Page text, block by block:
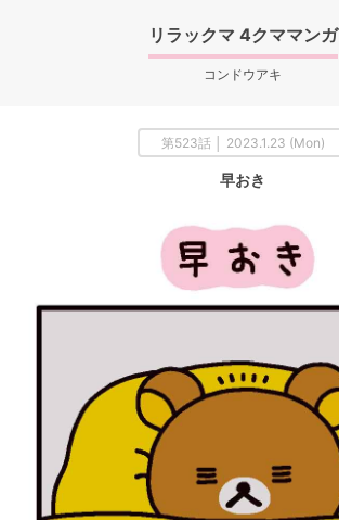
リラックマ 4クママンガ
コンドウアキ
第523話 │ 2023.1.23 (Mon)
早おき